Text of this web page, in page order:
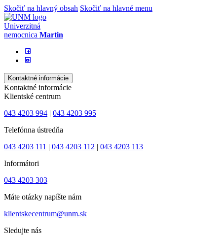
Skočiť na hlavný obsah Skočiť na hlavné menu
Univerzitná
nemocnica Martin
Kontaktné informácie
Kontaktné informácie
Klientské centrum
043 4203 994 | 043 4203 995
Telefónna ústredňa
043 4203 111 | 043 4203 112 | 043 4203 113
Informátori
043 4203 303
Máte otázky napíšte nám
klientskecentrum@unm.sk
Sledujte nás